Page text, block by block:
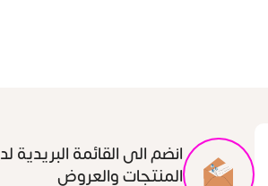
انضم الى القائمة البريدية
المنتجات والعروض